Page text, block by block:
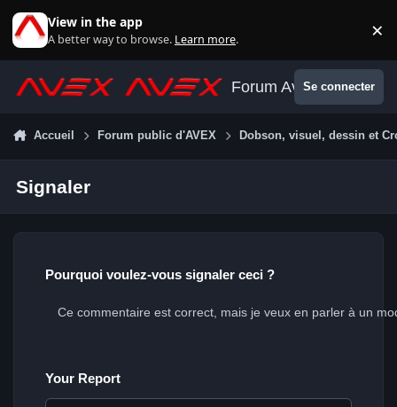
View in the app
A better way to browse. Learn more. ×
Forum AvexSe connecter
Accueil Forum public d'AVEX Dobson, visuel, dessin et
Signaler
Pourquoi voulez-vous signaler ceci ?
Your Report